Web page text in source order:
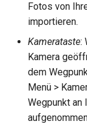
Fotos von
importieren.
Kamerataste:
Kamera
dem
Menü >
Wegpunkt an